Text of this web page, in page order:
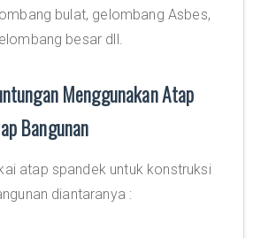
bulat, gelombang Asbes,
besar dll.
Menggunakan Atap
Bangunan
atap spandek untuk konstruksi
diantaranya :